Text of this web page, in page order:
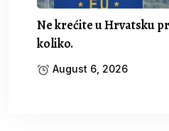
Ne krećite u Hrvatsku
koliko.
August 6, 2026